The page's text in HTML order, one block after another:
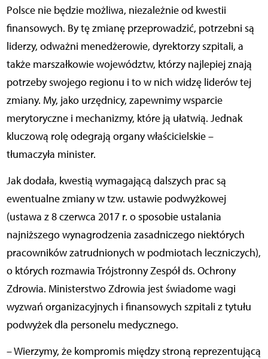
Polsce nie będzie możliwa, niezależnie od kwestii
finansowych. By tę zmianę przeprowadzić, potrzebni są
liderzy, odważni menedżerowie, dyrektorzy szpitali, a
także marszałkowie województw, którzy najlepiej znają
potrzeby swojego regionu i to w nich widzę liderów tej
zmiany. My, jako urzędnicy, zapewnimy wsparcie
merytoryczne i mechanizmy, które ją ułatwią. Jednak
kluczową rolę odegrają organy właścicielskie –
tłumaczyła minister.
Jak dodała, kwestią wymagającą dalszych prac są
ewentualne zmiany w tzw. ustawie podwyżkowej
(ustawa z 8 czerwca 2017 r. o sposobie ustalania
najniższego wynagrodzenia zasadniczego niektórych
pracowników zatrudnionych w podmiotach leczniczych),
o których rozmawia Trójstronny Zespół ds. Ochrony
Zdrowia. Ministerstwo Zdrowia jest świadome wagi
wyzwań organizacyjnych i finansowych szpitali z tytułu
podwyżek dla personelu medycznego.
– Wierzymy, że kompromis między stroną reprezentującą